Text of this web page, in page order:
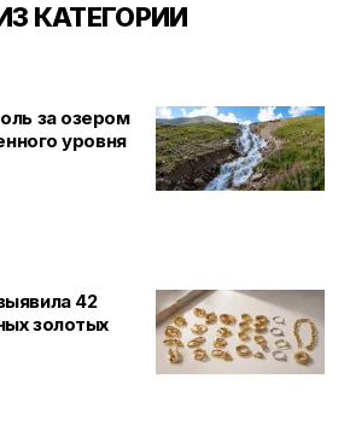
КАТЕГОРИИ
за озером
уровня
42
золотых